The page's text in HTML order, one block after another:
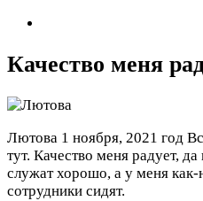
Качество меня
Лютова 1 ноября, 2021 год
тут. Качество меня радует,
служат хорошо, а у меня
сотрудники сидят.